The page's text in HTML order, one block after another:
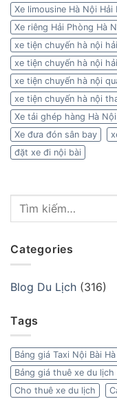
Xe limousine Hà Nội Hải
Xe riêng Hải Phòng Hà
xe tiện chuyến hà nội
xe tiện chuyến hà nội
xe tiện chuyến hà nội
xe tiện chuyến hà nội
Xe tải ghép hàng Hà
Xe đưa đón sân bay
đặt xe đi nội bài
Categories
Blog Du Lịch (316)
Tags
Bảng giá Taxi Nội Bài
Bảng giá thuê xe du lịch
Cho thuê xe du lịch